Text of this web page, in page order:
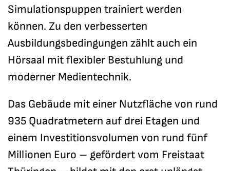
Simulationspuppen trainiert werden
können. Zu den verbesserten
Ausbildungsbedingungen zählt auch ein
Hörsaal mit flexibler Bestuhlung und
moderner Medientechnik.
Das Gebäude mit einer Nutzfläche von rund
935 Quadratmetern auf drei Etagen und
einem Investitionsvolumen von rund fünf
Millionen Euro – gefördert vom Freistaat